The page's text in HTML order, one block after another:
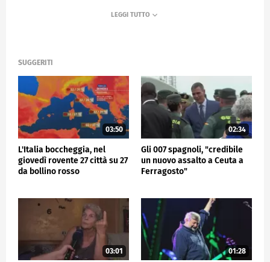
SUGGERITI
03:50
L'Italia boccheggia, nel
giovedì rovente 27 città su 27
da bollino rosso
02:34
Gli 007 spagnoli, "credibile
un nuovo assalto a Ceuta a
Ferragosto"
03:01 01:28